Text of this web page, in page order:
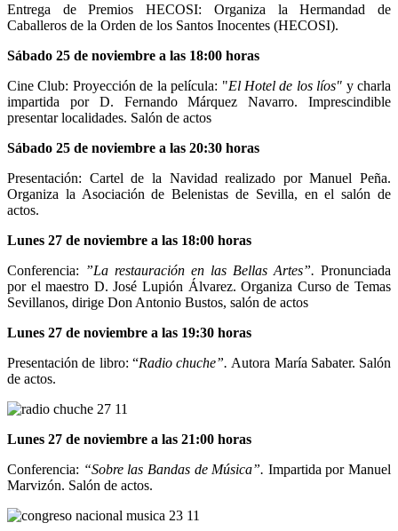
Entrega de Premios HECOSI: Organiza la Hermandad de
Caballeros de la Orden de los Santos Inocentes (HECOSI).
Sábado 25 de noviembre a las 18:00 horas
Cine Club: Proyección de la película: "El Hotel de los líos" y charla
impartida por D. Fernando Márquez Navarro. Imprescindible
presentar localidades. Salón de actos
Sábado 25 de noviembre a las 20:30 horas
Presentación: Cartel de la Navidad realizado por Manuel Peña.
Organiza la Asociación de Belenistas de Sevilla, en el salón de
actos.
Lunes 27 de noviembre a las 18:00 horas
Conferencia: ”La restauración en las Bellas Artes”. Pronunciada
por el maestro D. José Lupión Álvarez. Organiza Curso de Temas
Sevillanos, dirige Don Antonio Bustos, salón de actos
Lunes 27 de noviembre a las 19:30 horas
Presentación de libro: “Radio chuche”. Autora María Sabater. Salón
de actos.
Lunes 27 de noviembre a las 21:00 horas
Conferencia: “Sobre las Bandas de Música”. Impartida por Manuel
Marvizón. Salón de actos.